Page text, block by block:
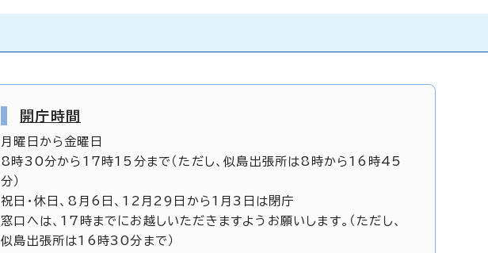
開庁時間
月曜日から金曜日
8時30分から17時15分まで（ただし、似島出張所は8時から16時45
分）
祝日・休日、8月6日、12月29日から1月3日は閉庁
窓口へは、17時までにお越しいただきますようお願いします。（ただし、
似島出張所は16時30分まで）